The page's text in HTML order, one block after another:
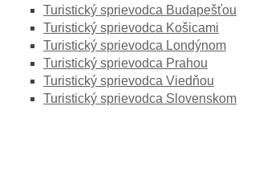
Turistický sprievodca Budapešťou
Turistický sprievodca Košicami
Turistický sprievodca Londýnom
Turistický sprievodca Prahou
Turistický sprievodca Viedňou
Turistický sprievodca Slovenskom